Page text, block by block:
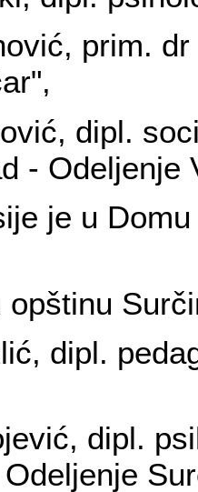
prim.
dipl.
- Odeljenje
je u
opštinu
dipl.
dipl.